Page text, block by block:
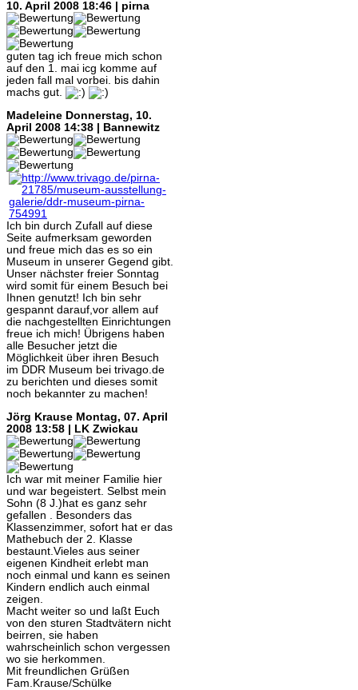
10. April 2008 18:46 | pirna
guten tag ich freue mich schon
auf den 1. mai icg komme auf
jeden fall mal vorbei. bis dahin
machs gut.
Madeleine Donnerstag, 10.
April 2008 14:38 | Bannewitz
Ich bin durch Zufall auf diese
Seite aufmerksam geworden
und freue mich das es so ein
Museum in unserer Gegend gibt.
Unser nächster freier Sonntag
wird somit für einem Besuch bei
Ihnen genutzt! Ich bin sehr
gespannt darauf,vor allem auf
die nachgestellten Einrichtungen
freue ich mich! Übrigens haben
alle Besucher jetzt die
Möglichkeit über ihren Besuch
im DDR Museum bei trivago.de
zu berichten und dieses somit
noch bekannter zu machen!
Jörg Krause Montag, 07. April
2008 13:58 | LK Zwickau
Ich war mit meiner Familie hier
und war begeistert. Selbst mein
Sohn (8 J.)hat es ganz sehr
gefallen . Besonders das
Klassenzimmer, sofort hat er das
Mathebuch der 2. Klasse
bestaunt.Vieles aus seiner
eigenen Kindheit erlebt man
noch einmal und kann es seinen
Kindern endlich auch einmal
zeigen.
Macht weiter so und laßt Euch
von den sturen Stadtvätern nicht
beirren, sie haben
wahrscheinlich schon vergessen
wo sie herkommen.
Mit freundlichen Grüßen
Fam.Krause/Schülke